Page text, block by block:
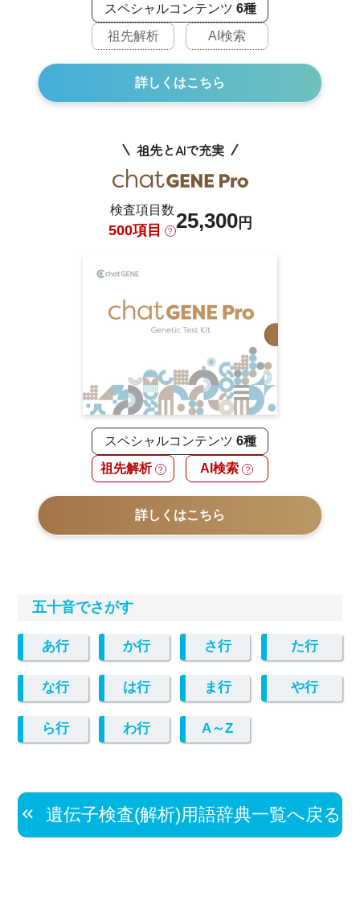
スペシャルコンテンツ 6種
祖先解析
AI検索
詳しくはこちら
祖先とAIで充実
検査項目数
500項目 ？ 25,300円
スペシャルコンテンツ 6種
祖先解析 ？ AI検索 ？
詳しくはこちら
五十音でさがす
あ行 か行 さ行 た行
な行 は行 ま行 や行
ら行 わ行 A～Z
遺伝子検査(解析)用語辞典一覧へ戻る